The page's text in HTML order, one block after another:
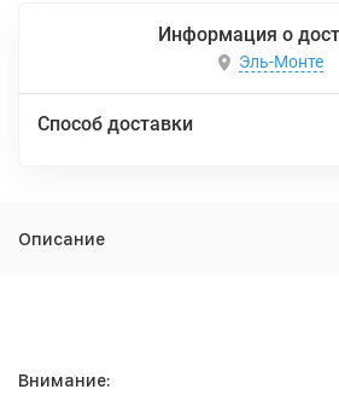
Информация о
Эль-Монте
Способ доставки
Описание
Внимание: